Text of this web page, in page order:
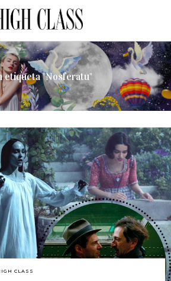
etiqueta "Nosferatu"
CLASS